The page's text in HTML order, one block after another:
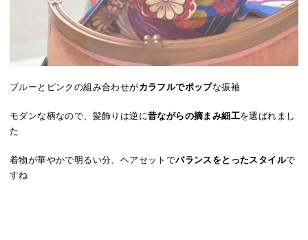
ブルーとピンクの組み合わせがカラフルでポップな振袖
モダンな柄なので、髪飾りは逆に昔ながらの摘まみ細工を選ばれまし
た
着物が華やかで明るい分、ヘアセットでバランスをとったスタイルで
すね